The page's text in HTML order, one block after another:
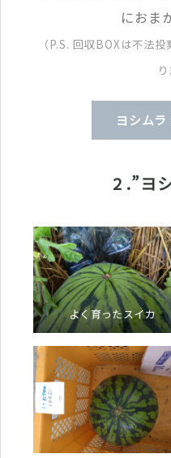
におま
（P.S. 回収BOXは不法
ヨシム
2 .”ヨ
よく育ったスイカ